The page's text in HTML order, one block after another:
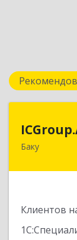
Баку
Клиентов